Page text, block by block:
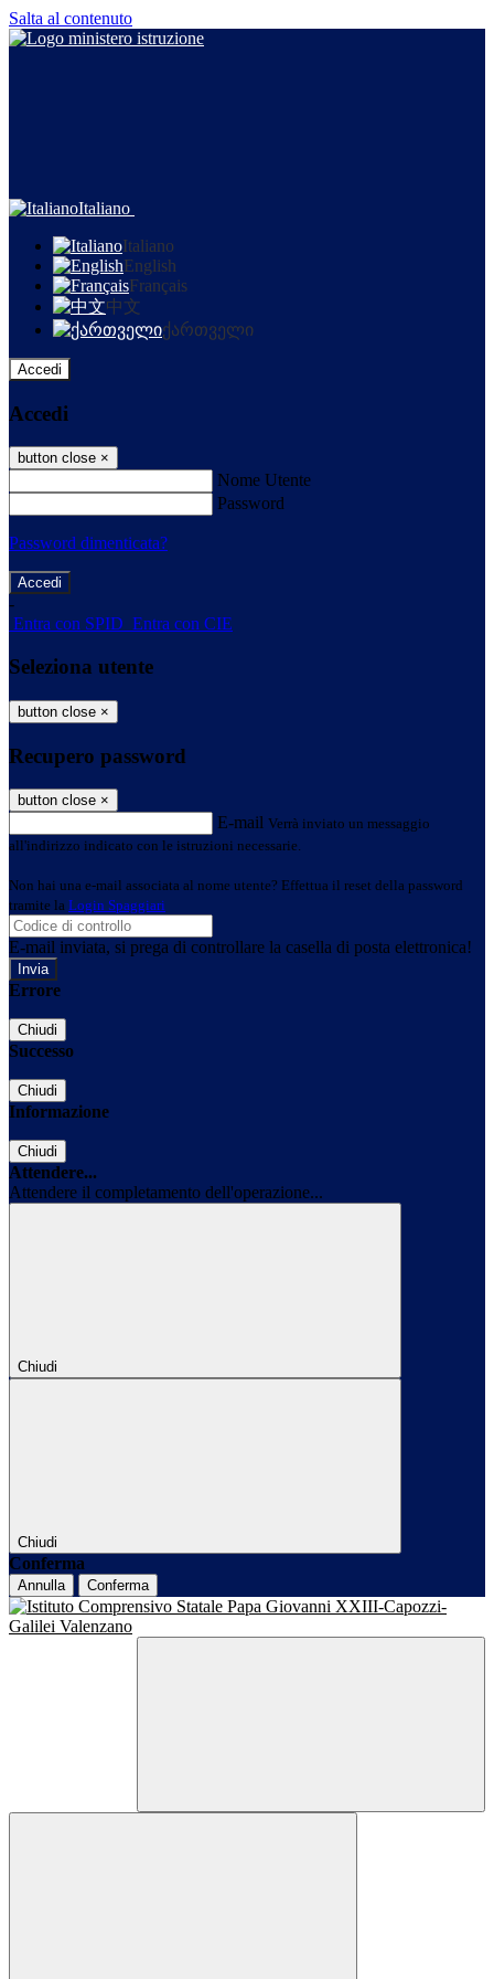
Salta al contenuto
Italiano
Italiano
English
Français
中文
ქართველი
Accedi
Accedi
button close ×
Nome Utente
Password
Password dimenticata?
-
Entra con SPID Entra con CIE
Seleziona utente
button close ×
Recupero password
button close ×
E-mail Verrà inviato un messaggio
all'indirizzo indicato con le istruzioni necessarie.
Non hai una e-mail associata al nome utente? Effettua il reset della password
tramite la Login Spaggiari
E-mail inviata, si prega di controllare la casella di posta elettronica!
Errore
Chiudi
Successo
Chiudi
Informazione
Chiudi
Attendere...
Attendere il completamento dell'operazione...
Chiudi
Chiudi
Conferma
Annulla Conferma